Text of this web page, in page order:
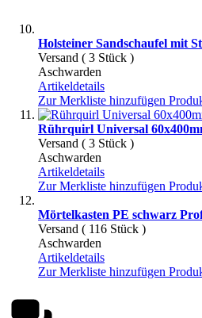
Holsteiner Sandschaufel mit
Versand ( 3 Stück )
Aschwarden
Artikeldetails
Zur Merkliste hinzufügen
Rührquirl Universal
Versand ( 3 Stück )
Aschwarden
Artikeldetails
Zur Merkliste hinzufügen
Mörtelkasten PE schwarz
Versand ( 116 Stück )
Aschwarden
Artikeldetails
Zur Merkliste hinzufügen